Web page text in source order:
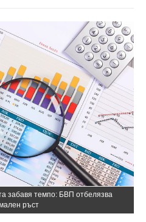
забавя темпо: БВП отбелязва
ръст